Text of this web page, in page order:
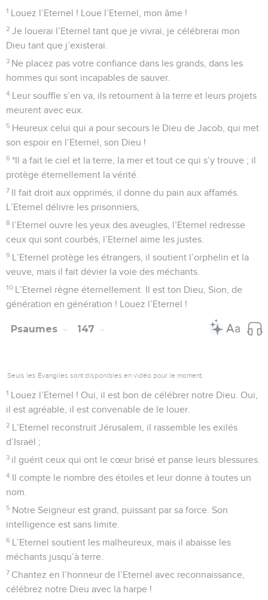
1 Louez l’Eternel ! Loue l’Eternel, mon âme !
2 Je louerai l’Eternel tant que je vivrai, je célébrerai mon
Dieu tant que j’existerai.
3 Ne placez pas votre confiance dans les grands, dans les
hommes qui sont incapables de sauver.
4 Leur souffle s’en va, ils retournent à la terre et leurs projets
meurent avec eux.
5 Heureux celui qui a pour secours le Dieu de Jacob, qui met
son espoir en l’Eternel, son Dieu !
6 *Il a fait le ciel et la terre, la mer et tout ce qui s’y trouve ; il
protège éternellement la vérité.
7 Il fait droit aux opprimés, il donne du pain aux affamés.
L’Eternel délivre les prisonniers,
8 l’Eternel ouvre les yeux des aveugles, l’Eternel redresse
ceux qui sont courbés, l’Eternel aime les justes.
9 L’Eternel protège les étrangers, il soutient l’orphelin et la
veuve, mais il fait dévier la voie des méchants.
10 L’Eternel règne éternellement. Il est ton Dieu, Sion, de
génération en génération ! Louez l’Eternel !
Psaumes 147
Seuls les Évangiles sont disponibles en vidéo pour le moment.
1 Louez l’Eternel ! Oui, il est bon de célébrer notre Dieu. Oui,
il est agréable, il est convenable de le louer.
2 L’Eternel reconstruit Jérusalem, il rassemble les exilés
d’Israël ;
3 il guérit ceux qui ont le cœur brisé et panse leurs blessures.
4 Il compte le nombre des étoiles et leur donne à toutes un
nom.
5 Notre Seigneur est grand, puissant par sa force. Son
intelligence est sans limite.
6 L’Eternel soutient les malheureux, mais il abaisse les
méchants jusqu’à terre.
7 Chantez en l’honneur de l’Eternel avec reconnaissance,
célébrez notre Dieu avec la harpe !